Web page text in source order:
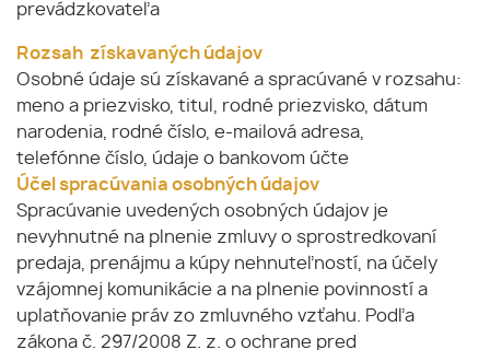
prevádzkovateľa
Rozsah získavaných údajov
Osobné údaje sú získavané a spracúvané v rozsahu:
meno a priezvisko, titul, rodné priezvisko, dátum
narodenia, rodné číslo, e-mailová adresa,
telefónne číslo, údaje o bankovom účte
Účel spracúvania osobných údajov
Spracúvanie uvedených osobných údajov je
nevyhnutné na plnenie zmluvy o sprostredkovaní
predaja, prenájmu a kúpy nehnuteľností, na účely
vzájomnej komunikácie a na plnenie povinností a
uplatňovanie práv zo zmluvného vzťahu. Podľa
zákona č. 297/2008 Z. z. o ochrane pred